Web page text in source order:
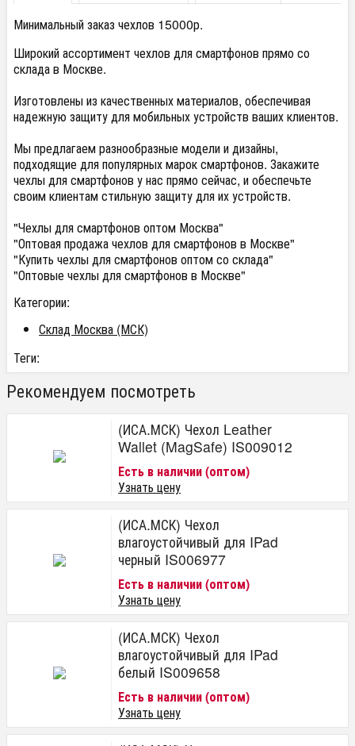
Минимальный заказ чехлов 15000р.
Широкий ассортимент чехлов для смартфонов прямо со
склада в Москве.
Изготовлены из качественных материалов, обеспечивая
надежную защиту для мобильных устройств ваших клиентов.
Мы предлагаем разнообразные модели и дизайны,
подходящие для популярных марок смартфонов. Закажите
чехлы для смартфонов у нас прямо сейчас, и обеспечьте
своим клиентам стильную защиту для их устройств.
"Чехлы для смартфонов оптом Москва"
"Оптовая продажа чехлов для смартфонов в Москве"
"Купить чехлы для смартфонов оптом со склада"
"Оптовые чехлы для смартфонов в Москве"
Категории:
Склад Москва (МСК)
Теги:
Рекомендуем посмотреть
(ИСА.МСК) Чехол Leather
Wallet (MagSafe) IS009012
Есть в наличии (оптом)
Узнать цену
(ИСА.МСК) Чехол
влагоустойчивый для IPad
черный IS006977
Есть в наличии (оптом)
Узнать цену
(ИСА.МСК) Чехол
влагоустойчивый для IPad
белый IS009658
Есть в наличии (оптом)
Узнать цену